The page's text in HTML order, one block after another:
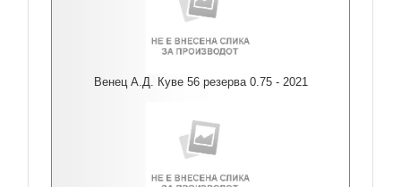
Венец А.Д. Куве 56 резерва 0.75 - 2021